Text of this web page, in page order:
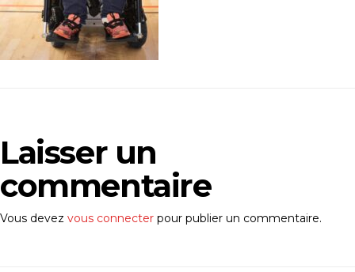
Laisser un
commentaire
Vous devez vous connecter pour publier un commentaire.